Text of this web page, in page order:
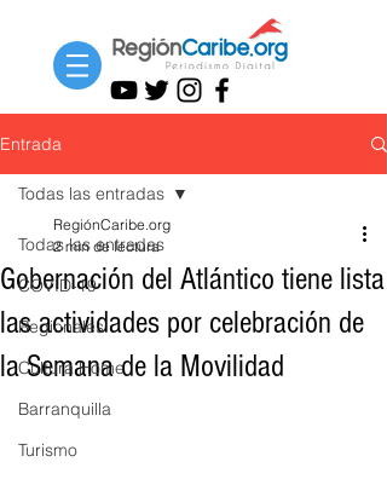
Entrada
Todas las entradas
COVID-19
Regionales
Cultura Home
Barranquilla
Turismo
Todas las entradas
Gobernación del Atlántico tiene lista
las actividades por celebración de
la Semana de la Movilidad
RegiónCaribe.org
2 min de lectura